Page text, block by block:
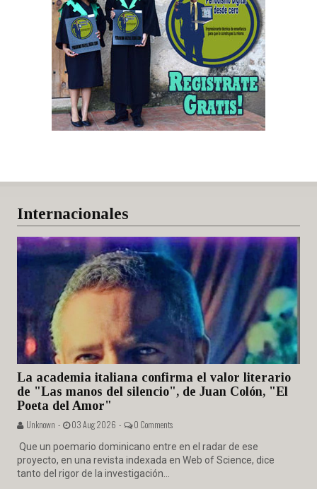
Internacionales
La academia italiana confirma el valor literario
de "Las manos del silencio", de Juan Colón, "El
Poeta del Amor"
Unknown - 03 Aug 2026 - 0 Comments
Que un poemario dominicano entre en el radar de ese
proyecto, en una revista indexada en Web of Science, dice
tanto del rigor de la investigación...